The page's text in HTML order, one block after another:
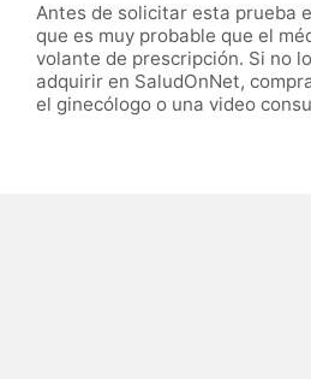
Antes de solicitar esta prueba
que es muy probable que el
volante de prescripción. Si no
adquirir en SaludOnNet,
el ginecólogo o una video